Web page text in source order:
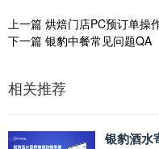
上一篇 烘焙门店PC预订单操
下一篇 银豹中餐常见问题QA
相关推荐
银豹酒水